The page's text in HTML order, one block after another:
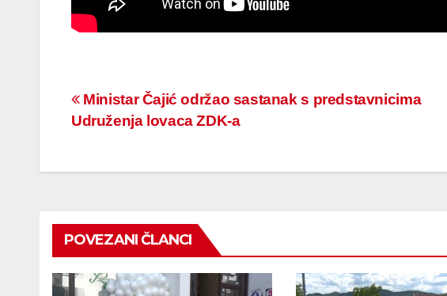
Navigacija
članaka
Ministar Čajić održao sastanak s predstavnicima
Udruženja lovaca ZDK-a
POVEZANI ČLANCI